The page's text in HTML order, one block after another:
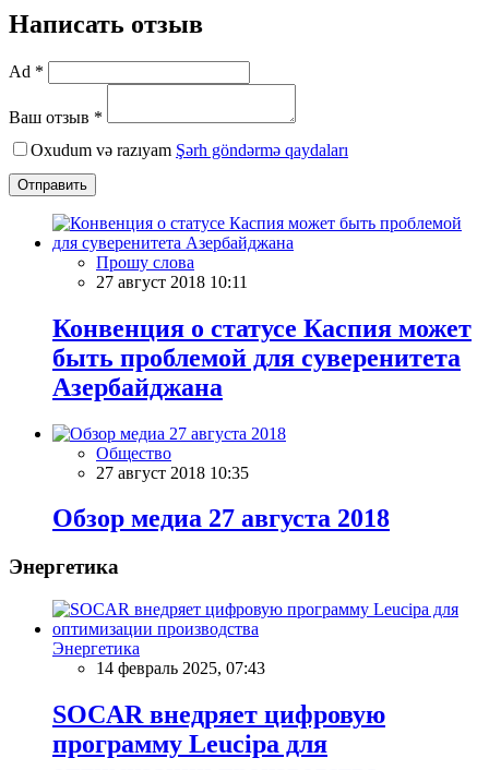
Написать отзыв
Ad *
Ваш отзыв *
Oxudum və razıyam Şərh göndərmə qaydaları
Отправить
Прошу слова
27 август 2018 10:11
Конвенция о статусе Каспия может
быть проблемой для суверенитета
Азербайджана
Общество
27 август 2018 10:35
Обзор медиа 27 августа 2018
Энергетика
Энергетика
14 февраль 2025, 07:43
SOCAR внедряет цифровую
программу Leucipa для